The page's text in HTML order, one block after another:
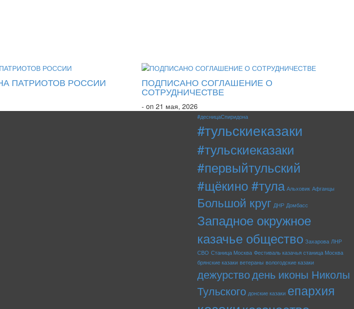
ПАТРИОТОВ РОССИИ ПОДПИСАНО СОГЛАШЕНИЕ О
СОТРУДНИЧЕСТВЕ
- on 21 мая, 2026
#десницаСпиридона
#тульскиеказаки
#тульскиеказаки
#первыйтульский
#щёкино #тула Альховик Афганцы
Большой круг ДНР Домбасс
Западное окружное
казачье общество Захарова ЛНР
СВО Станица Москва Фестиваль казачья станица Москва
брянские казаки ветераны вологодские казаки
дежурстводень иконы Николы
Тульского донские казаки епархия